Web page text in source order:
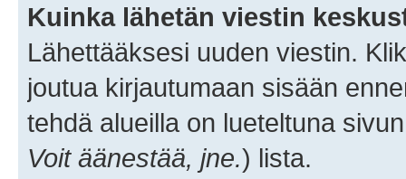
Kuinka lähetän viestin
Lähettääksesi uuden viestin.
joutua kirjautumaan sisään
tehdä alueilla on lueteltuna
Voit äänestää, jne.) lista.